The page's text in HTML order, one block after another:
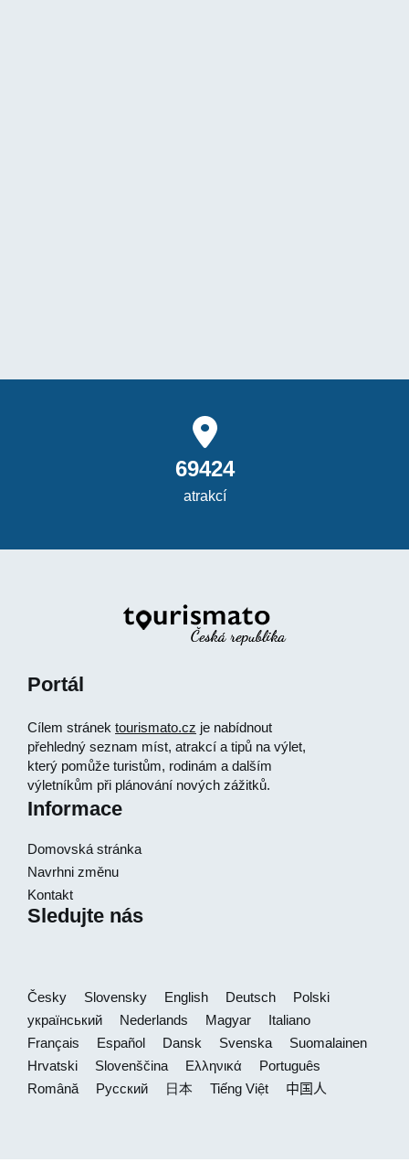
69424
atrakcí
Portál
Cílem stránek tourismato.cz je nabídnout
přehledný seznam míst, atrakcí a tipů na výlet,
který pomůže turistům, rodinám a dalším
výletníkům při plánování nových zážitků.
Informace
Domovská stránka
Navrhni změnu
Kontakt
Sledujte nás
Česky Slovensky English Deutsch
Polski
український
Nederlands Magyar
Italiano
Français
Español Dansk Svenska
Suomalainen
Hrvatski
Slovenščina Ελληνικά
Português
Română
Русский 日本 Tiếng Việt 中国人